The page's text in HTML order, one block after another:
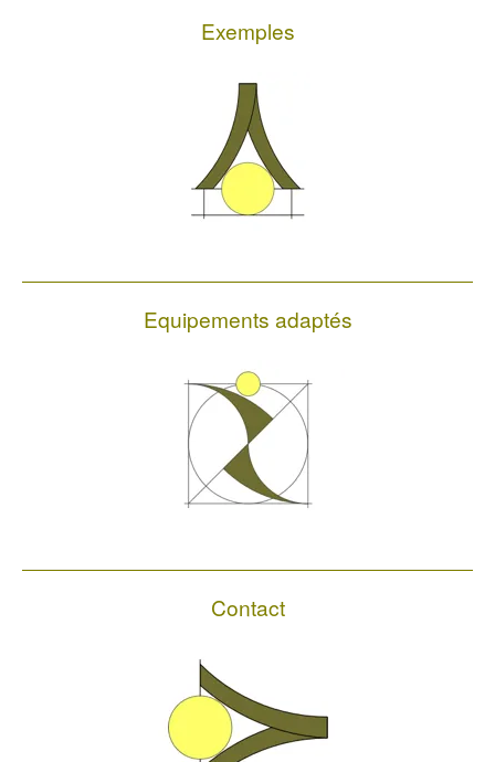
Exemples
Equipements adaptés
Contact